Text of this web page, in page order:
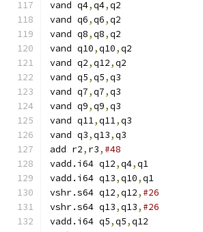
vand q4,q4,q2
vand q6,q6,q2
vand q8,q8,q2
vand q10,q10,q2
vand q2,q12,q2
vand q5,q5,q3
vand q7,q7,q3
vand q9,q9,q3
vand q11,q11,q3
vand q3,q13,q3
add r2, r3, #48
vadd.i64 q12,q4,q1
vadd.i64 q13,q10,q1
vshr.s64 q12,q12, #26
vshr.s64 q13,q13, #26
vadd.i64 q5,q5,q12